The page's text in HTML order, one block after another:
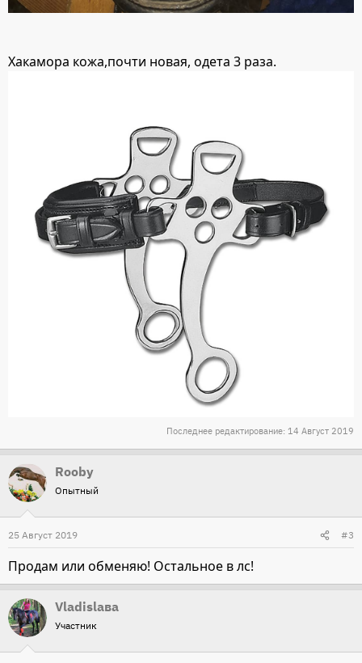
Хакамора кожа,почти новая, одета 3 раза.
Последнее редактирование: 14 Август 2019
Rooby
Опытный
25 Август 2019 #3
Продам или обменяю! Остальное в лс!
Vladislава
Участник